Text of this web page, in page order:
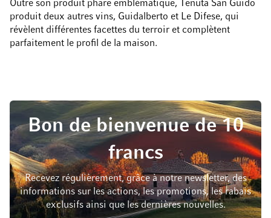
Outre son produit phare emblématique, Tenuta San Guido
produit deux autres vins, Guidalberto et Le Difese, qui
révèlent différentes facettes du terroir et complètent
parfaitement le profil de la maison.
Bon de bienvenue de 10
francs
Recevez régulièrement, grâce à notre newsletter, des
informations sur les actions, les promotions, les rabais
exclusifs ainsi que les dernières nouvelles.